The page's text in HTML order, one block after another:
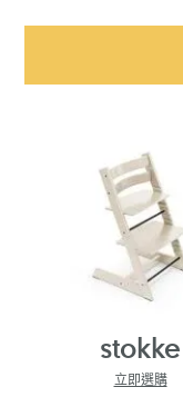
stokke
立即選購